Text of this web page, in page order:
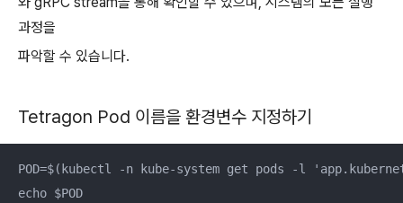
과정을
파악할 수 있습니다.
Tetragon Pod 이름을 환경변수 지정하기
POD=$(kubectl -n kube-system get pods -l
echo $POD